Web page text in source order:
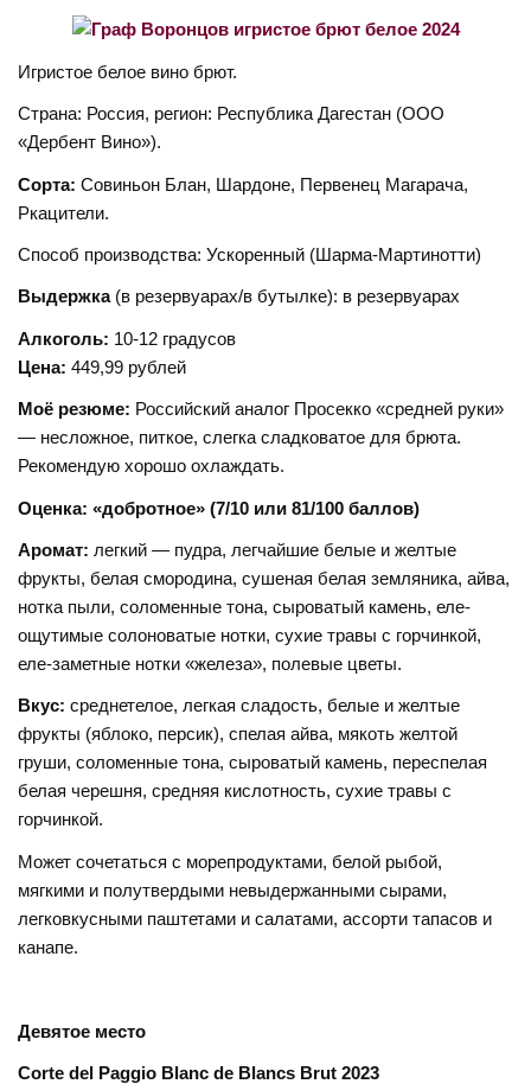
Игристое белое вино брют.
Страна: Россия, регион: Республика Дагестан (ООО
«Дербент Вино»).
Сорта: Совиньон Блан, Шардоне, Первенец Магарача,
Ркацители.
Способ производства: Ускоренный (Шарма-Мартинотти)
Выдержка (в резервуарах/в бутылке): в резервуарах
Алкоголь: 10-12 градусов
Цена: 449,99 рублей
Моё резюме: Российский аналог Просекко «средней руки»
— несложное, питкое, слегка сладковатое для брюта.
Рекомендую хорошо охлаждать.
Оценка: «добротное» (7/10 или 81/100 баллов)
Аромат: легкий — пудра, легчайшие белые и желтые
фрукты, белая смородина, сушеная белая земляника, айва,
нотка пыли, соломенные тона, сыроватый камень, еле-
ощутимые солоноватые нотки, сухие травы с горчинкой,
еле-заметные нотки «железа», полевые цветы.
Вкус: среднетелое, легкая сладость, белые и желтые
фрукты (яблоко, персик), спелая айва, мякоть желтой
груши, соломенные тона, сыроватый камень, переспелая
белая черешня, средняя кислотность, сухие травы с
горчинкой.
Может сочетаться с морепродуктами, белой рыбой,
мягкими и полутвердыми невыдержанными сырами,
легковкусными паштетами и салатами, ассорти тапасов и
канапе.
Девятое место
Corte del Paggio Blanc de Blancs Brut 2023